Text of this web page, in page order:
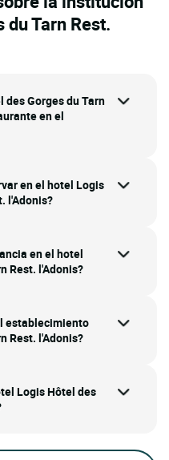
Tarn Rest.
Gorges du Tarn
en el
en el hotel Logis
l'Adonis?
en el hotel
Rest. l'Adonis?
establecimiento
Rest. l'Adonis?
Logis Hôtel des